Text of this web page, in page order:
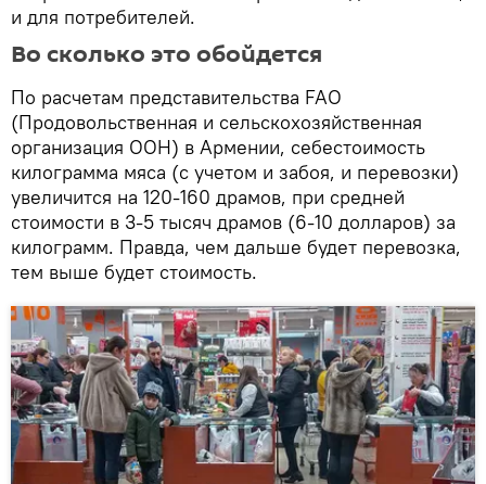
и для потребителей.
Во сколько это обойдется
По расчетам представительства FAO
(Продовольственная и сельскохозяйственная
организация ООН) в Армении, себестоимость
килограмма мяса (с учетом и забоя, и перевозки)
увеличится на 120-160 драмов, при средней
стоимости в 3-5 тысяч драмов (6-10 долларов) за
килограмм. Правда, чем дальше будет перевозка,
тем выше будет стоимость.